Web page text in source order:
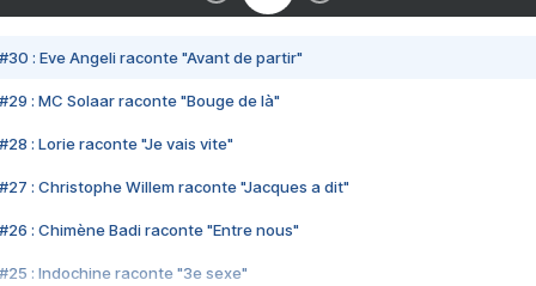
#30 : Eve Angeli raconte "Avant de partir"
#29 : MC Solaar raconte "Bouge de là"
#28 : Lorie raconte "Je vais vite"
#27 : Christophe Willem raconte "Jacques a dit"
#26 : Chimène Badi raconte "Entre nous"
#25 : Indochine raconte "3e sexe"